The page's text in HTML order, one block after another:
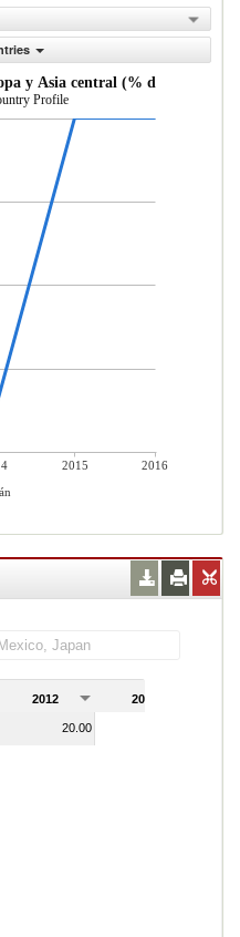
y Asia central (% del total de
Profile
2015
2016
2012 2013
20.00